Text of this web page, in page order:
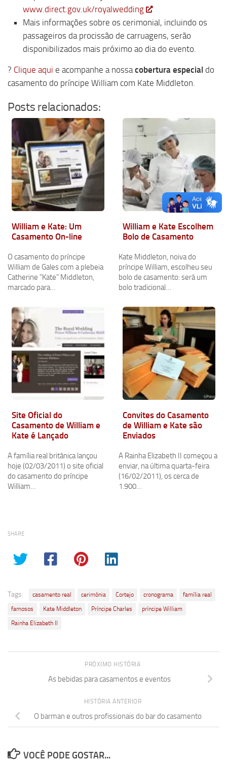
www.direct.gov.uk/royalwedding
Mais informações sobre os cerimonial, incluindo os
passageiros da procissão de carruagens, serão
disponibilizados mais próximo ao dia do evento.
? Clique aqui e acompanhe a nossacobertura especial do
casamento do príncipe William com Kate Middleton.
Posts relacionados:
William e Kate: Um
Casamento On-line
O casamento do príncipe
William de Gales com a plebeia
Catherine "Kate" Middleton,
marcado para…
William e Kate Escolhem
Bolo de Casamento
Kate Middleton, noiva do
príncipe William, escolheu seu
bolo de casamento: será um
bolo tradicional…
Site Oficial do
Casamento de William e
Kate é Lançado
A família real britânica lançou
hoje (02/03/2011) o site oficial
do casamento do príncipe
William…
Convites do Casamento
de William e Kate são
Enviados
A Rainha Elizabeth II começou a
enviar, na última quarta-feira
(16/02/2011), os cerca de
1.900…
SHARE
Tags: casamento real cerimônia Cortejo cronograma
família real
famosos
Kate Middleton Príncipe Charles
príncipe William
Rainha Elizabeth II
PRÓXIMO HISTÓRIA
As bebidas para casamentos e eventos
HISTÓRIA ANTERIOR
O barman e outros profissionais do bar do casamento
VOCÊ PODE GOSTAR...